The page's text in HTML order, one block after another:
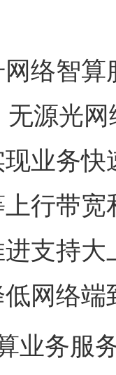
智算
无源光
业务
行带
支持
网络端
务服务